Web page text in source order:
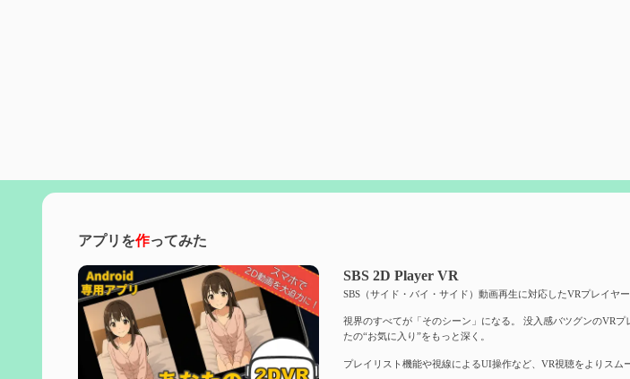
アプリを作ってみた
SBS 2D Player VR
SBS（サイド・バイ・サイド）動画再生に対応したVRプレイヤー
視界のすべてが「そのシーン」になる。 没入感バツグンのVRプ
たの“お気に入り”をもっと深く。
プレイリスト機能や視線によるUI操作など、VR視聴をよりスム